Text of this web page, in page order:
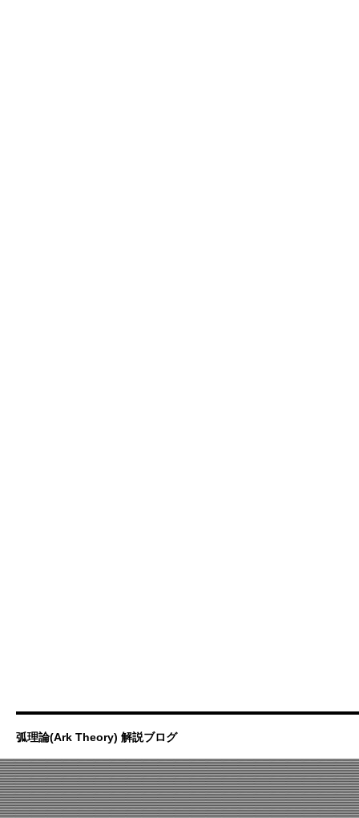
弧理論(Ark Theory) 解説ブログ